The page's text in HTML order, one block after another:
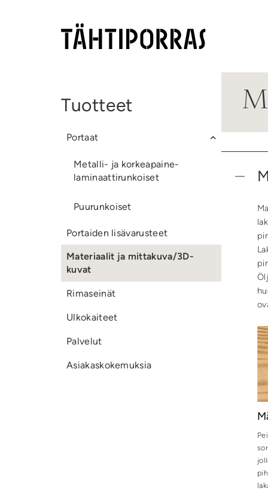
Tuotteet
Portaat
Metalli- ja korkeapaine-
laminaattirunkoiset
Puurunkoiset
Portaiden lisävarusteet
Materiaalit ja mittakuva/3D-
kuvat
Rimaseinät
Ulkokaiteet
Palvelut
Asiakaskokemuksia